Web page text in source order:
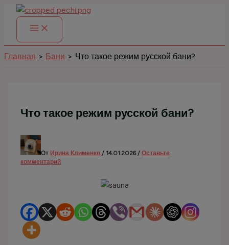
Перейти
содержимому
Главная Бани Что такое режим русской бани?
Что такое режим русской бани?
От Ирина Клименко/ 14.01.2026/Оставьте
комментарий